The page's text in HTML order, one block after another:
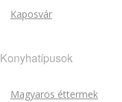
Kaposvár
Konyhatípusok
Magyaros éttermek